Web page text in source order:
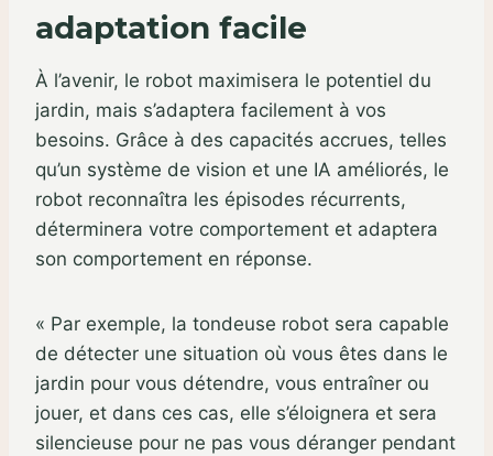
adaptation facile
À l’avenir, le robot maximisera le potentiel du
jardin, mais s’adaptera facilement à vos
besoins. Grâce à des capacités accrues, telles
qu’un système de vision et une IA améliorés, le
robot reconnaîtra les épisodes récurrents,
déterminera votre comportement et adaptera
son comportement en réponse.
« Par exemple, la tondeuse robot sera capable
de détecter une situation où vous êtes dans le
jardin pour vous détendre, vous entraîner ou
jouer, et dans ces cas, elle s’éloignera et sera
silencieuse pour ne pas vous déranger pendant